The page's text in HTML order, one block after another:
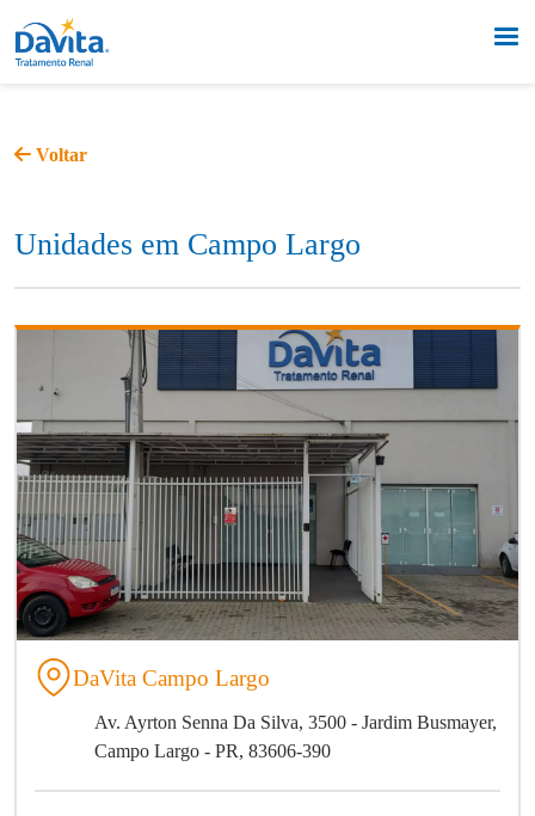
Voltar
Unidades em Campo Largo
DaVita Campo Largo
Av. Ayrton Senna Da Silva, 3500 - Jardim Busmayer,
Campo Largo - PR, 83606-390